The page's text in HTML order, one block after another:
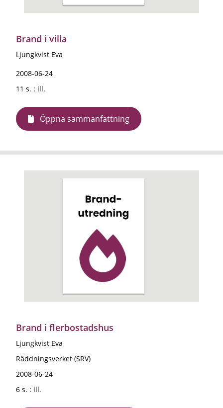
Brand i villa
Ljungkvist Eva
2008-06-24
11 s. : ill.
Öppna sammanfattning
Brand i flerbostadshus
Ljungkvist Eva
Räddningsverket (SRV)
2008-06-24
6 s. : ill.